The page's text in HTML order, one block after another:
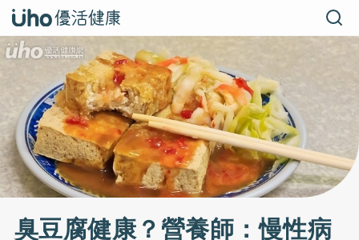
臭豆腐健康？營養師：慢性病